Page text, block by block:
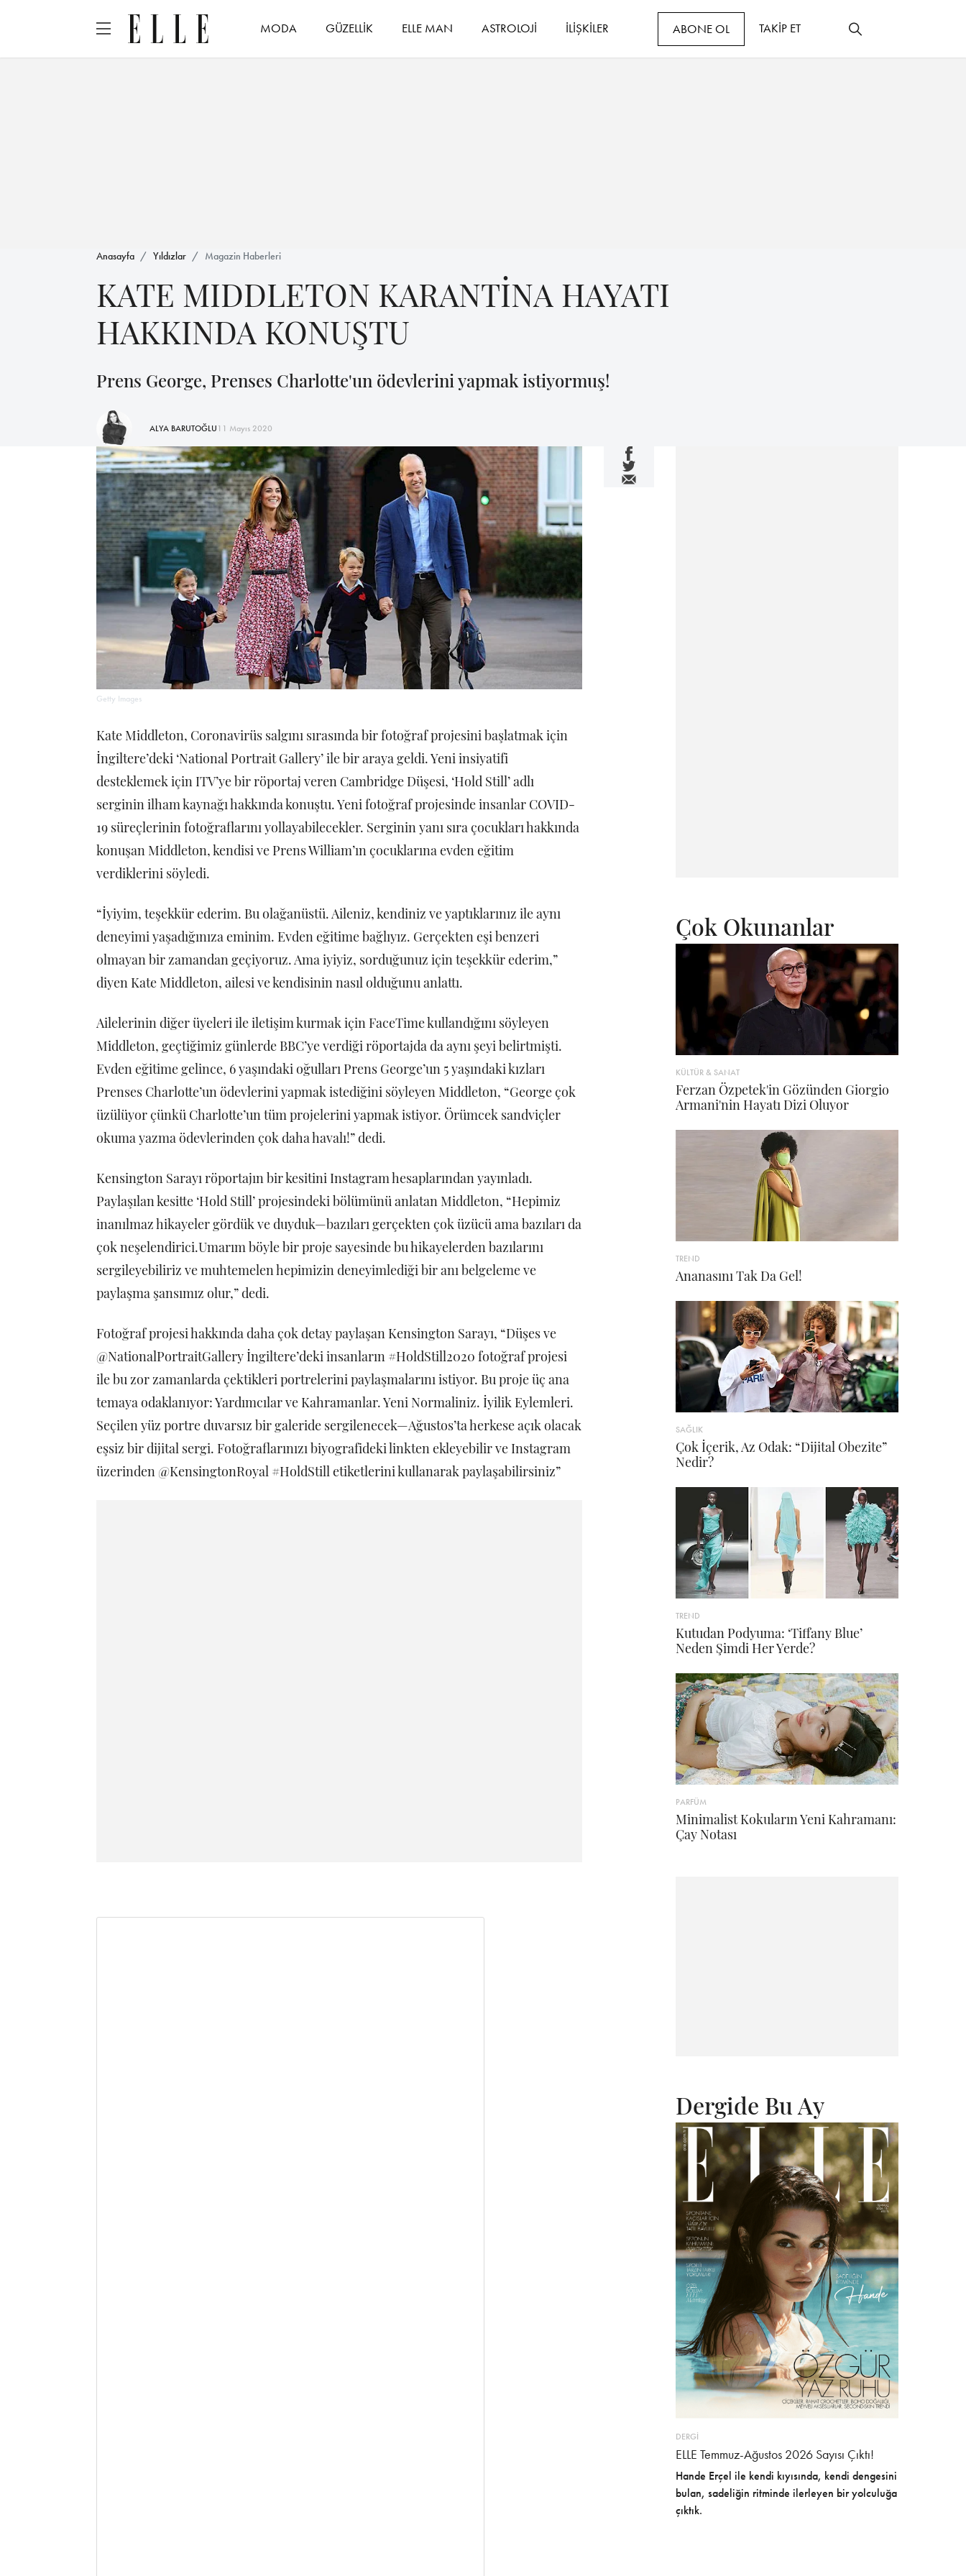
MODA GÜZELLİK ELLE MAN ASTROLOJİ İLİŞKİLER ABONE OL TAKİP ET
Anasayfa Yıldızlar Magazin Haberleri
KATE MIDDLETON KARANTİNA HAYATI
HAKKINDA KONUŞTU
Prens George, Prenses Charlotte'un ödevlerini yapmak istiyormuş!
ALYA BARUTOĞLU11 Mayıs 2020
Getty Images
Kate Middleton, Coronavirüs salgını sırasında bir fotoğraf projesini başlatmak için
İngiltere’deki ‘National Portrait Gallery’ ile bir araya geldi. Yeni insiyatifi
desteklemek için ITV’ye bir röportaj veren Cambridge Düşesi, ‘Hold Still’ adlı
serginin ilham kaynağı hakkında konuştu. Yeni fotoğraf projesinde insanlar COVID-
19 süreçlerinin fotoğraflarını yollayabilecekler. Serginin yanı sıra çocukları hakkında
konuşan Middleton, kendisi ve Prens William’ın çocuklarına evden eğitim
verdiklerini söyledi.
“İyiyim, teşekkür ederim. Bu olağanüstü. Aileniz, kendiniz ve yaptıklarınız ile aynı
deneyimi yaşadığınıza eminim. Evden eğitime bağlıyız. Gerçekten eşi benzeri
olmayan bir zamandan geçiyoruz. Ama iyiyiz, sorduğunuz için teşekkür ederim,”
diyen Kate Middleton, ailesi ve kendisinin nasıl olduğunu anlattı.
Ailelerinin diğer üyeleri ile iletişim kurmak için FaceTime kullandığını söyleyen
Middleton, geçtiğimiz günlerde BBC’ye verdiği röportajda da aynı şeyi belirtmişti.
Evden eğitime gelince, 6 yaşındaki oğulları Prens George’un 5 yaşındaki kızları
Prenses Charlotte’un ödevlerini yapmak istediğini söyleyen Middleton, “George çok
üzülüyor çünkü Charlotte’un tüm projelerini yapmak istiyor. Örümcek sandviçler
okuma yazma ödevlerinden çok daha havalı!” dedi.
Kensington Sarayı röportajın bir kesitini Instagram hesaplarından yayınladı.
Paylaşılan kesitte ‘Hold Still’ projesindeki bölümünü anlatan Middleton, “Hepimiz
inanılmaz hikayeler gördük ve duyduk—bazıları gerçekten çok üzücü ama bazıları da
çok neşelendirici.Umarım böyle bir proje sayesinde bu hikayelerden bazılarını
sergileyebiliriz ve muhtemelen hepimizin deneyimlediği bir anı belgeleme ve
paylaşma şansımız olur,” dedi.
Fotoğraf projesi hakkında daha çok detay paylaşan Kensington Sarayı, “Düşes ve
@NationalPortraitGallery İngiltere’deki insanların #HoldStill2020 fotoğraf projesi
ile bu zor zamanlarda çektikleri portrelerini paylaşmalarını istiyor. Bu proje üç ana
temaya odaklanıyor: Yardımcılar ve Kahramanlar. Yeni Normaliniz. İyilik Eylemleri.
Seçilen yüz portre duvarsız bir galeride sergilenecek—Ağustos’ta herkese açık olacak
eşsiz bir dijital sergi. Fotoğraflarınızı biyografideki linkten ekleyebilir ve Instagram
üzerinden @KensingtonRoyal #HoldStill etiketlerini kullanarak paylaşabilirsiniz”
Çok Okunanlar
KÜLTÜR & SANAT
Ferzan Özpetek'in Gözünden Giorgio
Armani'nin Hayatı Dizi Oluyor
TREND
Ananasını Tak Da Gel!
SAĞLIK
Çok İçerik, Az Odak: “Dijital Obezite”
Nedir?
TREND
Kutudan Podyuma: ‘Tiffany Blue’
Neden Şimdi Her Yerde?
PARFÜM
Minimalist Kokuların Yeni Kahramanı:
Çay Notası
Dergide Bu Ay
DERGİ
ELLE Temmuz-Ağustos 2026 Sayısı Çıktı!
Hande Erçel ile kendi kıyısında, kendi dengesini
bulan, sadeliğin ritminde ilerleyen bir yolculuğa
çıktık.